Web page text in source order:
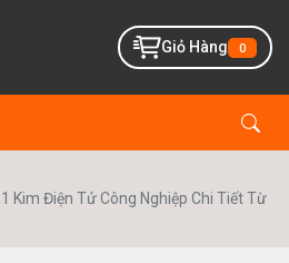
Giỏ Hàng 0
Kim Điện Tử Công Nghiệp Chi Tiết Từ